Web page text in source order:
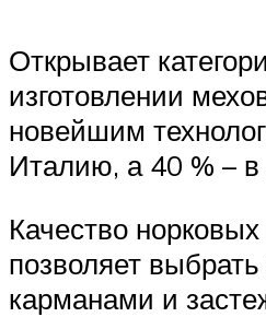
Открывает
изготовлении
новейшим
Италию, а 40 % –
Качество
позволяет
карманами и